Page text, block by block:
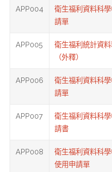
APP004
衛生福利資料科
請單
APP005
衛生福利統計資
（外釋）
APP006
衛生福利資料科
請單
APP007
衛生福利資料科
請書
APP008
衛生福利資料科
使用申請單